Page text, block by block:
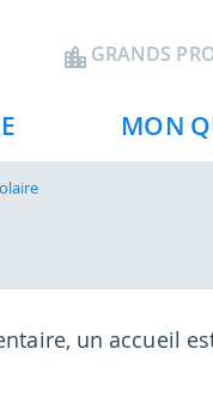
En-GRANDS
MON
un accueil